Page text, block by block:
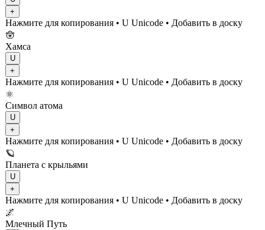
+
Нажмите для копирования • U Unicode • Добавить в доску
🪬
Хамса
U
+
Нажмите для копирования • U Unicode • Добавить в доску
⚛️
Символ атома
U
+
Нажмите для копирования • U Unicode • Добавить в доску
🪐
Планета с крыльями
U
+
Нажмите для копирования • U Unicode • Добавить в доску
🌌
Млечный Путь